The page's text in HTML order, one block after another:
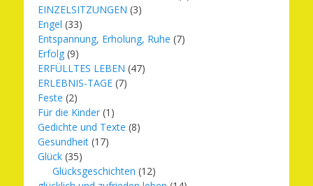
EINZELSITZUNGEN (3)
Engel (33)
Entspannung, Erholung, Ruhe (7)
Erfolg (9)
ERFÜLLTES LEBEN (47)
ERLEBNIS-TAGE (7)
Feste (2)
Für die Kinder (1)
Gedichte und Texte (8)
Gesundheit (17)
Glück (35)
Glücksgeschichten (12)